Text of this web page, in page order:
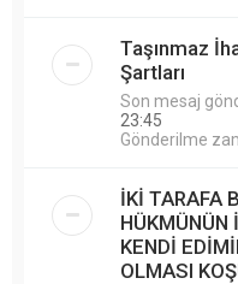
Taşınmaz
Şartları
Son mesaj
23:45
Gönderilme
İKİ TARAFA
HÜKMÜNÜN
KENDİ
OLMASI